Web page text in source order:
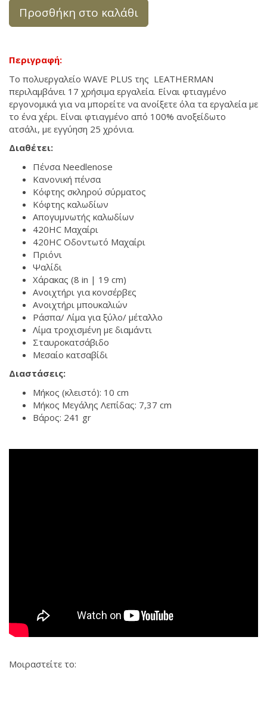
Προσθήκη στο καλάθι
Περιγραφή:
Το πολυεργαλείο WAVE PLUS της LEATHERMAN
περιλαμβάνει 17 χρήσιμα εργαλεία. Είναι φτιαγμένο
εργονομικά για να μπορείτε να ανοίξετε όλα τα εργαλεία με
το ένα χέρι. Είναι φτιαγμένο από 100% ανοξείδωτο
ατσάλι, με εγγύηση 25 χρόνια.
Διαθέτει:
Πένσα Needlenose
Κανονική πένσα
Κόφτης σκληρού σύρματος
Κόφτης καλωδίων
Απογυμνωτής καλωδίων
420HC Μαχαίρι
420HC Οδοντωτό Μαχαίρι
Πριόνι
Ψαλίδι
Χάρακας (8 in | 19 cm)
Ανοιχτήρι για κονσέρβες
Ανοιχτήρι μπουκαλιών
Ράσπα/ Λίμα για ξύλο/ μέταλλο
Λίμα τροχισμένη με διαμάντι
Σταυροκατσάβιδο
Μεσαίο κατσαβίδι
Διαστάσεις:
Μήκος (κλειστό): 10 cm
Μήκος Μεγάλης Λεπίδας: 7,37 cm
Βάρος: 241 gr
Μοιραστείτε το: